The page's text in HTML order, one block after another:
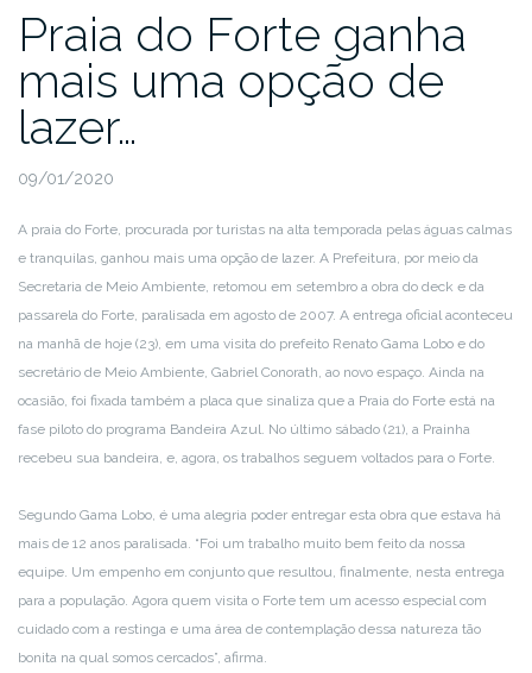
Praia do Forte ganha
mais uma opção de
lazer…
09/01/2020
A praia do Forte, procurada por turistas na alta temporada pelas águas calmas
e tranquilas, ganhou mais uma opção de lazer. A Prefeitura, por meio da
Secretaria de Meio Ambiente, retomou em setembro a obra do deck e da
passarela do Forte, paralisada em agosto de 2007. A entrega oficial aconteceu
na manhã de hoje (23), em uma visita do prefeito Renato Gama Lobo e do
secretário de Meio Ambiente, Gabriel Conorath, ao novo espaço. Ainda na
ocasião, foi fixada também a placa que sinaliza que a Praia do Forte está na
fase piloto do programa Bandeira Azul. No último sábado (21), a Prainha
recebeu sua bandeira, e, agora, os trabalhos seguem voltados para o Forte.
Segundo Gama Lobo, é uma alegria poder entregar esta obra que estava há
mais de 12 anos paralisada. “Foi um trabalho muito bem feito da nossa
equipe. Um empenho em conjunto que resultou, finalmente, nesta entrega
para a população. Agora quem visita o Forte tem um acesso especial com
cuidado com a restinga e uma área de contemplação dessa natureza tão
bonita na qual somos cercados”, afirma.